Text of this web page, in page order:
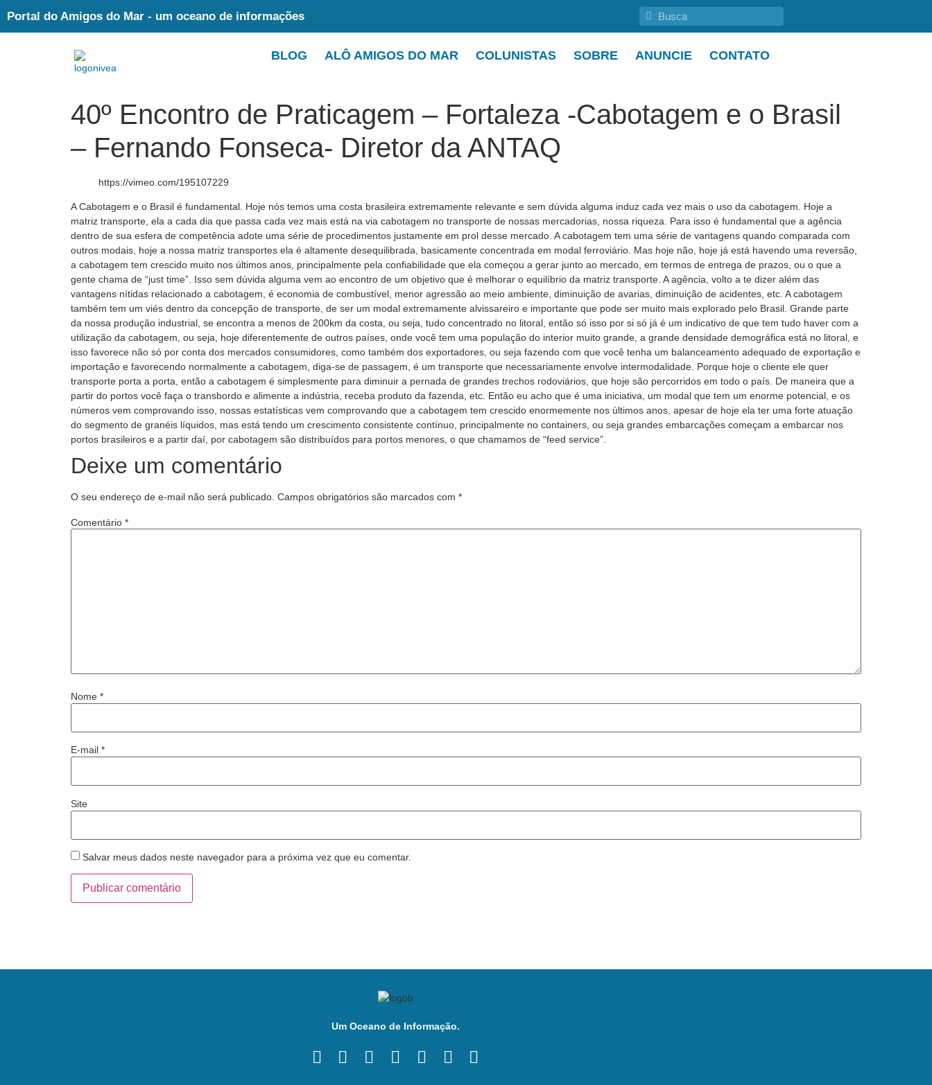
Portal do Amigos do Mar - um oceano de informações
BLOG ALÔ AMIGOS DO MAR COLUNISTAS SOBRE ANUNCIE CONTATO
40º Encontro de Praticagem – Fortaleza -Cabotagem e o Brasil
– Fernando Fonseca- Diretor da ANTAQ
https://vimeo.com/195107229
A Cabotagem e o Brasil é fundamental. Hoje nós temos uma costa brasileira extremamente relevante e sem dúvida alguma induz cada vez mais o uso da cabotagem. Hoje a
matriz transporte, ela a cada dia que passa cada vez mais está na via cabotagem no transporte de nossas mercadorias, nossa riqueza. Para isso é fundamental que a agência
dentro de sua esfera de competência adote uma série de procedimentos justamente em prol desse mercado. A cabotagem tem uma série de vantagens quando comparada com
outros modais, hoje a nossa matriz transportes ela é altamente desequilibrada, basicamente concentrada em modal ferroviário. Mas hoje não, hoje já está havendo uma reversão,
a cabotagem tem crescido muito nos últimos anos, principalmente pela confiabilidade que ela começou a gerar junto ao mercado, em termos de entrega de prazos, ou o que a
gente chama de “just time”. Isso sem dúvida alguma vem ao encontro de um objetivo que é melhorar o equilíbrio da matriz transporte. A agência, volto a te dizer além das
vantagens nítidas relacionado a cabotagem, é economia de combustível, menor agressão ao meio ambiente, diminuição de avarias, diminuição de acidentes, etc. A cabotagem
também tem um viés dentro da concepção de transporte, de ser um modal extremamente alvissareiro e importante que pode ser muito mais explorado pelo Brasil. Grande parte
da nossa produção industrial, se encontra a menos de 200km da costa, ou seja, tudo concentrado no litoral, então só isso por si só já é um indicativo de que tem tudo haver com a
utilização da cabotagem, ou seja, hoje diferentemente de outros países, onde você tem uma população do interior muito grande, a grande densidade demográfica está no litoral, e
isso favorece não só por conta dos mercados consumidores, como também dos exportadores, ou seja fazendo com que você tenha um balanceamento adequado de exportação e
importação e favorecendo normalmente a cabotagem, diga-se de passagem, é um transporte que necessariamente envolve intermodalidade. Porque hoje o cliente ele quer
transporte porta a porta, então a cabotagem é simplesmente para diminuir a pernada de grandes trechos rodoviários, que hoje são percorridos em todo o país. De maneira que a
partir do portos você faça o transbordo e alimente a indústria, receba produto da fazenda, etc. Então eu acho que é uma iniciativa, um modal que tem um enorme potencial, e os
números vem comprovando isso, nossas estatísticas vem comprovando que a cabotagem tem crescido enormemente nos últimos anos, apesar de hoje ela ter uma forte atuação
do segmento de granéis líquidos, mas está tendo um crescimento consistente contínuo, principalmente no containers, ou seja grandes embarcações começam a embarcar nos
portos brasileiros e a partir daí, por cabotagem são distribuídos para portos menores, o que chamamos de “feed service”.
Deixe um comentário
O seu endereço de e-mail não será publicado. Campos obrigatórios são marcados com *
Comentário *
Nome *
E-mail *
Site
Salvar meus dados neste navegador para a próxima vez que eu comentar.
Um Oceano de Informação.